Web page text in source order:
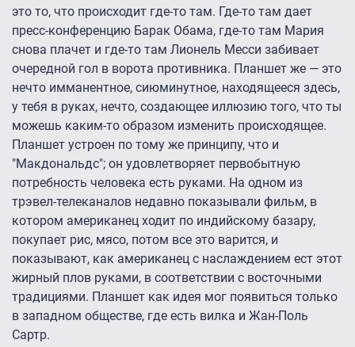
это то, что происходит где-то там. Где-то там дает
пресс-конференцию Барак Обама, где-то там Мария
снова плачет и где-то там Лионель Месси забивает
очередной гол в ворота противника. Планшет же — это
нечто имманентное, сиюминутное, находящееся здесь,
у тебя в руках, нечто, создающее иллюзию того, что ты
можешь каким-то образом изменить происходящее.
Планшет устроен по тому же принципу, что и
"Макдональдс"; он удовлетворяет первобытную
потребность человека есть руками. На одном из
трэвел-телеканалов недавно показывали фильм, в
котором американец ходит по индийскому базару,
покупает рис, мясо, потом все это варится, и
показывают, как американец с наслаждением ест этот
жирный плов руками, в соответствии с восточными
традициями. Планшет как идея мог появиться только
в западном обществе, где есть вилка и Жан-Поль
Сартр.